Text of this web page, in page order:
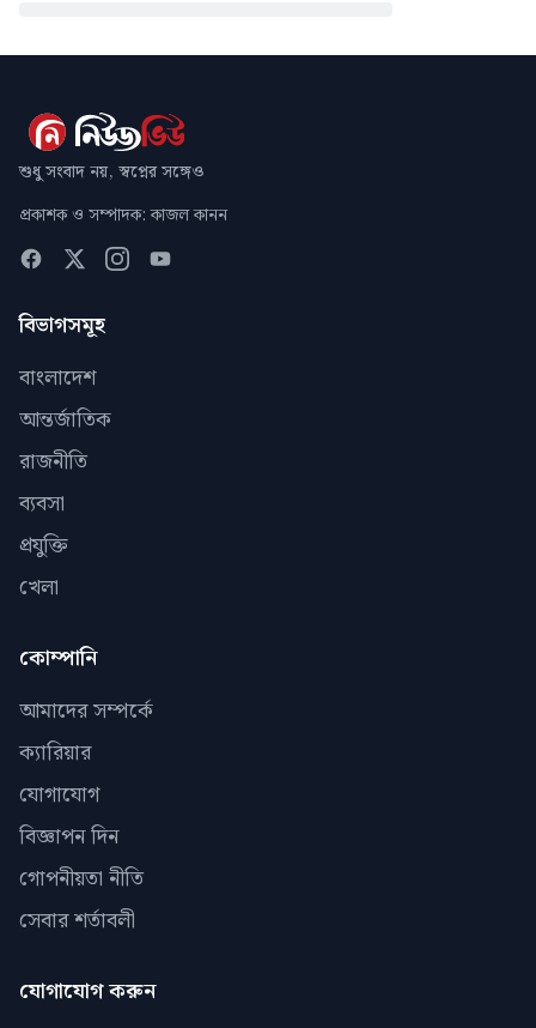
শুধু সংবাদ নয়, স্বপ্নের সঙ্গেও
প্রকাশক ও সম্পাদক: কাজল কানন
বিভাগসমূহ
বাংলাদেশ
আন্তর্জাতিক
রাজনীতি
ব্যবসা
প্রযুক্তি
খেলা
কোম্পানি
আমাদের সম্পর্কে
ক্যারিয়ার
যোগাযোগ
বিজ্ঞাপন দিন
গোপনীয়তা নীতি
সেবার শর্তাবলী
যোগাযোগ করুন